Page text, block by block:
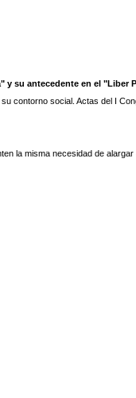
y su antecedente en el "Liber
contorno social. Actas del I
la misma necesidad de